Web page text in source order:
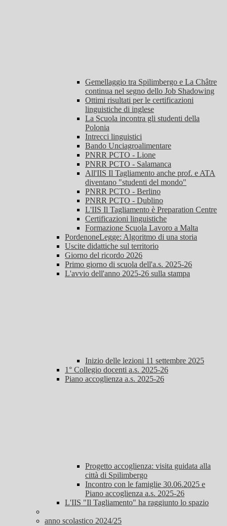
Gemellaggio tra Spilimbergo e La Châtre
continua nel segno dello Job Shadowing
Ottimi risultati per le certificazioni
linguistiche di inglese
La Scuola incontra gli studenti della
Polonia
Intrecci linguistici
Bando Unciagroalimentare
PNRR PCTO - Lione
PNRR PCTO - Salamanca
All'IIS Il Tagliamento anche prof. e ATA
diventano "studenti del mondo"
PNRR PCTO - Berlino
PNRR PCTO - Dublino
L'IIS Il Tagliamento è Preparation Centre
Certificazioni linguistiche
Formazione Scuola Lavoro a Malta
PordenoneLegge: Algoritmo di una storia
Uscite didattiche sul territorio
Giorno del ricordo 2026
Primo giorno di scuola dell'a.s. 2025-26
L'avvio dell'anno 2025-26 sulla stampa
Inizio delle lezioni 11 settembre 2025
1° Collegio docenti a.s. 2025-26
Piano accoglienza a.s. 2025-26
Progetto accoglienza: visita guidata alla
città di Spilimbergo
Incontro con le famiglie 30.06.2025 e
Piano accoglienza a.s. 2025-26
L'IIS "Il Tagliamento" ha raggiunto lo spazio
anno scolastico 2024/25